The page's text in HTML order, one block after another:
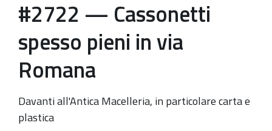
#2722 — Cassonetti
spesso pieni in via
Romana
Davanti all'Antica Macelleria, in particolare carta e
plastica